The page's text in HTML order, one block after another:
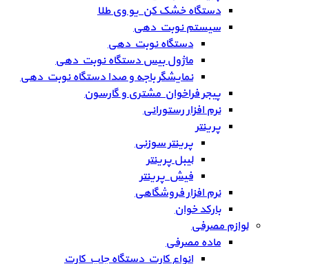
دستگاه خشک کن یو وی طلا
سیستم نوبت دهی
دستگاه نوبت دهی
ماژول بیس دستگاه نوبت دهی
نمایشگر باجه و صدا دستگاه نوبت دهی
پیجر فراخوان مشتری و گارسون
نرم افزار رستورانی
پرینتر
پرینتر سوزنی
لیبل پرینتر
فیش پرینتر
نرم افزار فروشگاهی
بارکد خوان
لوازم مصرفی
ماده مصرفی
انواع کارت دستگاه چاپ کارت